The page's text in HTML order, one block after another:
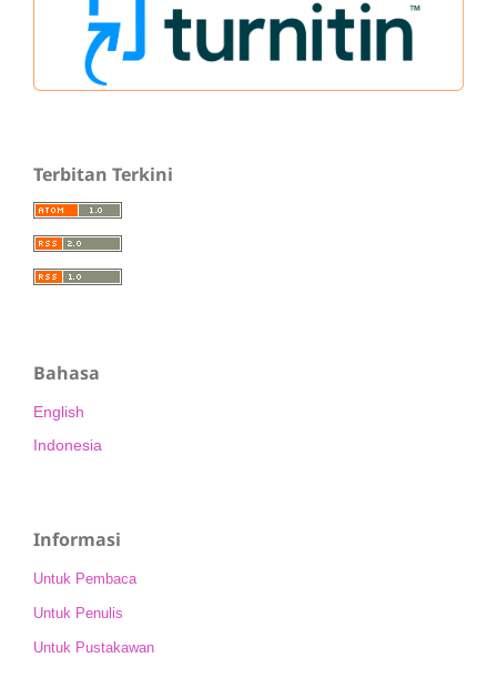
Terbitan Terkini
Bahasa
English
Indonesia
Informasi
Untuk Pembaca
Untuk Penulis
Untuk Pustakawan